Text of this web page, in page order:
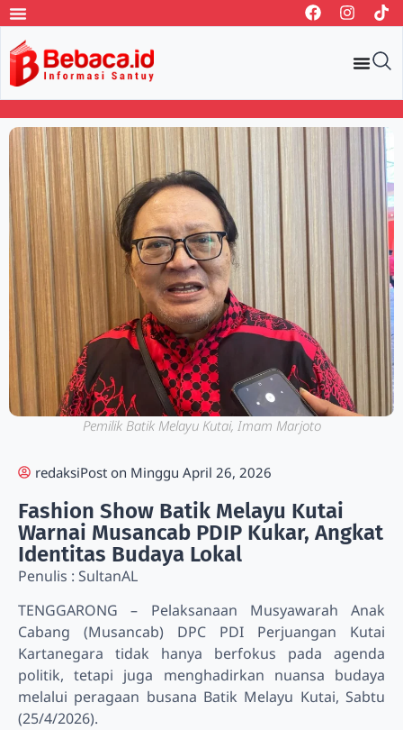
Pemilik Batik Melayu Kutai, Imam Marjoto
redaksiPost on Minggu April 26, 2026
Fashion Show Batik Melayu Kutai
Warnai Musancab PDIP Kukar, Angkat
Identitas Budaya Lokal
Penulis : SultanAL
TENGGARONG – Pelaksanaan Musyawarah Anak
Cabang (Musancab) DPC PDI Perjuangan Kutai
Kartanegara tidak hanya berfokus pada agenda
politik, tetapi juga menghadirkan nuansa budaya
melalui peragaan busana Batik Melayu Kutai, Sabtu
(25/4/2026).